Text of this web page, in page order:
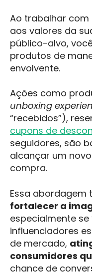
Ao trabalhar com
aos valores da
público-alvo,
produtos de
envolvente.
Ações como
unboxing
“recebidos”),
cupons de
seguidores, são
alcançar um
compra.
Essa abordagem
fortalecer a
especialmente
influenciadores
de mercado,
consumidores
chance de